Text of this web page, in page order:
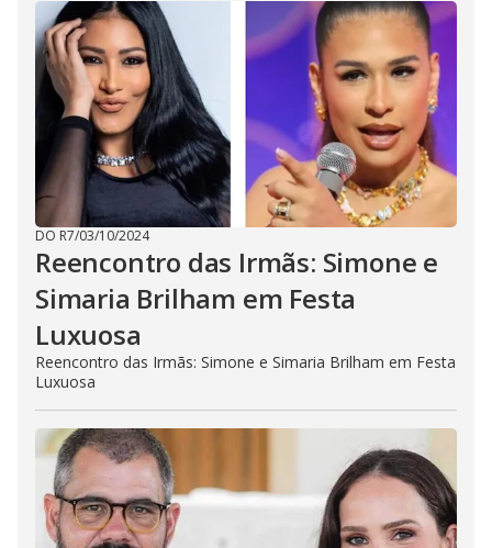
DO R7/03/10/2024
Reencontro das Irmãs: Simone e
Simaria Brilham em Festa
Luxuosa
Reencontro das Irmãs: Simone e Simaria Brilham em Festa
Luxuosa